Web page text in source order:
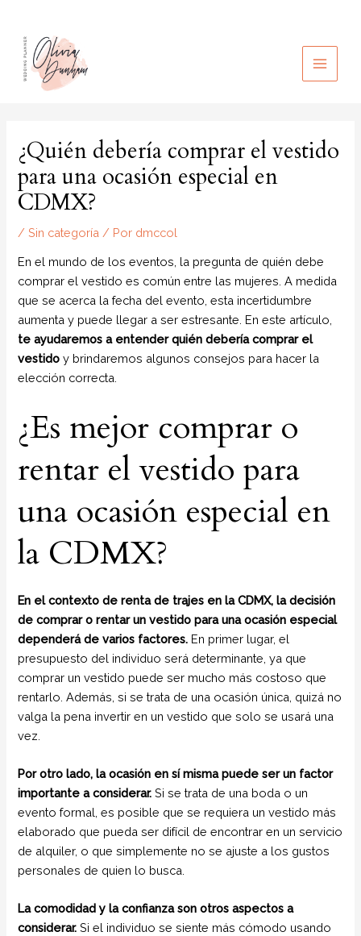
contenido
MAIN
¿Quién debería comprar el vestido
para una ocasión especial en
CDMX?
/Sin categoría / Por dmccol
En el mundo de los eventos, la pregunta de quién debe
comprar el vestido es común entre las mujeres. A medida
que se acerca la fecha del evento, esta incertidumbre
aumenta y puede llegar a ser estresante. En este artículo,
te ayudaremos a entender quién debería comprar el
vestidoy brindaremos algunos consejos para hacer la
elección correcta.
¿Es mejor comprar o
rentar el vestido para
una ocasión especial en
la CDMX?
En el contexto de renta de trajes en la CDMX, la decisión
de comprar o rentar un vestido para una ocasión especial
dependerá de varios factores. En primer lugar, el
presupuesto del individuo será determinante, ya que
comprar un vestido puede ser mucho más costoso que
rentarlo. Además, si se trata de una ocasión única, quizá no
valga la pena invertir en un vestido que solo se usará una
vez.
Por otro lado, la ocasión en sí misma puede ser un factor
importante a considerar. Si se trata de una boda o un
evento formal, es posible que se requiera un vestido más
elaborado que pueda ser difícil de encontrar en un servicio
de alquiler, o que simplemente no se ajuste a los gustos
personales de quien lo busca.
La comodidad y la confianza son otros aspectos a
considerar. Si el individuo se siente más cómodo usando